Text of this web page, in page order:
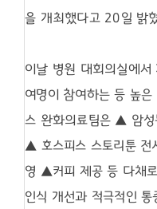
을 개최했다고 20일 밝
이날 병원 대회의실에
여명이 참여하는 등 높은
스 완화의료팀은 ▲ 암
▲ 호스피스 스토리툰 전
영 ▲커피 제공 등 다채
인식 개선과 적극적인